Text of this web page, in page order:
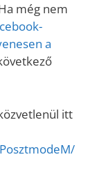
még nem
a
itt